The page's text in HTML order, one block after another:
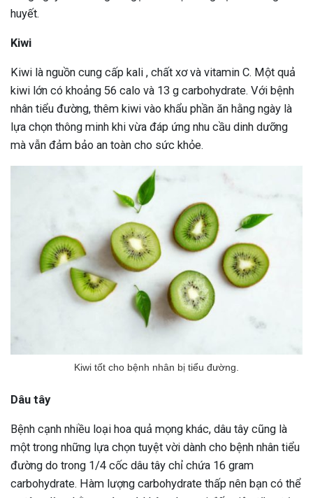
huyết.
Kiwi
Kiwi là nguồn cung cấp kali , chất xơ và vitamin C. Một quả
kiwi lớn có khoảng 56 calo và 13 g carbohydrate. Với bệnh
nhân tiểu đường, thêm kiwi vào khẩu phần ăn hằng ngày là
lựa chọn thông minh khi vừa đáp ứng nhu cầu dinh dưỡng
mà vẫn đảm bảo an toàn cho sức khỏe.
Kiwi tốt cho bệnh nhân bị tiểu đường.
Dâu tây
Bệnh cạnh nhiều loại hoa quả mọng khác, dâu tây cũng là
một trong những lựa chọn tuyệt vời dành cho bệnh nhân tiểu
đường do trong 1/4 cốc dâu tây chỉ chứa 16 gram
carbohydrate. Hàm lượng carbohydrate thấp nên bạn có thể